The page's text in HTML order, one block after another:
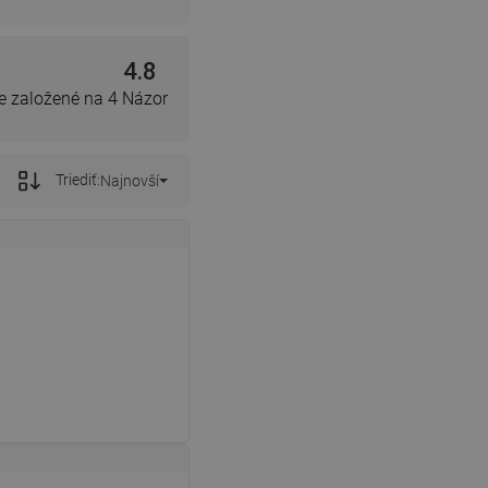
4.8
založené na 4 Názor
Triediť:Najnovší